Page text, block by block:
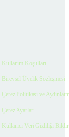
Kullanım Koşulları
Bireysel Üyelik Sözleşmesi
Çerez Politikası ve
Çerez Ayarları
Kullanıcı Veri Gizliliği